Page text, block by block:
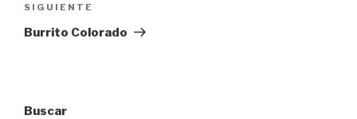
Siguiente
entrada
SIGUIENTE
Burrito Colorado
Buscar